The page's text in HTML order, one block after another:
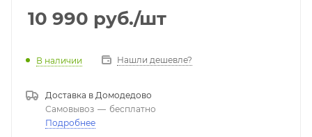
10 990 руб./шт
В наличии Нашли дешевле?
Доставка в Домодедово
Самовывоз — бесплатно
Подробнее